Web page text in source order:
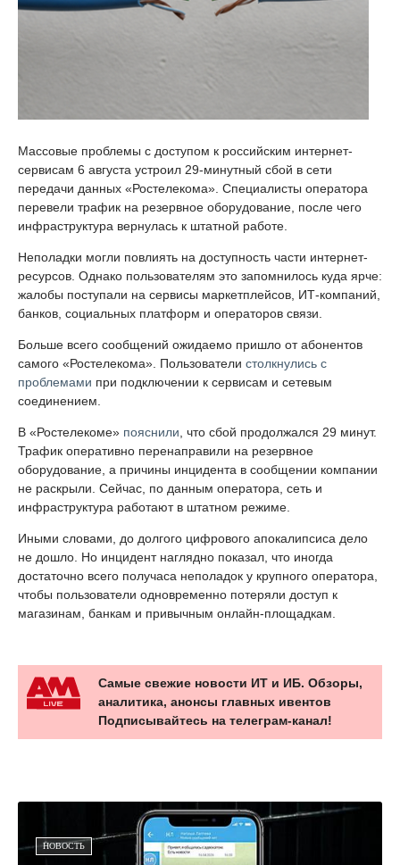
Массовые проблемы с доступом к российским интернет-
сервисам 6 августа устроил 29-минутный сбой в сети
передачи данных «Ростелекома». Специалисты оператора
перевели трафик на резервное оборудование, после чего
инфраструктура вернулась к штатной работе.
Неполадки могли повлиять на доступность части интернет-
ресурсов. Однако пользователям это запомнилось куда ярче:
жалобы поступали на сервисы маркетплейсов, ИТ-компаний,
банков, социальных платформ и операторов связи.
Больше всего сообщений ожидаемо пришло от абонентов
самого «Ростелекома». Пользователи столкнулись с
проблемами при подключении к сервисам и сетевым
соединением.
В «Ростелекоме» пояснили, что сбой продолжался 29 минут.
Трафик оперативно перенаправили на резервное
оборудование, а причины инцидента в сообщении компании
не раскрыли. Сейчас, по данным оператора, сеть и
инфраструктура работают в штатном режиме.
Иными словами, до долгого цифрового апокалипсиса дело
не дошло. Но инцидент наглядно показал, что иногда
достаточно всего получаса неполадок у крупного оператора,
чтобы пользователи одновременно потеряли доступ к
магазинам, банкам и привычным онлайн-площадкам.
Самые свежие новости ИТ и ИБ. Обзоры,
аналитика, анонсы главных ивентов
Подписывайтесь на телеграм-канал!
НОВОСТЬ